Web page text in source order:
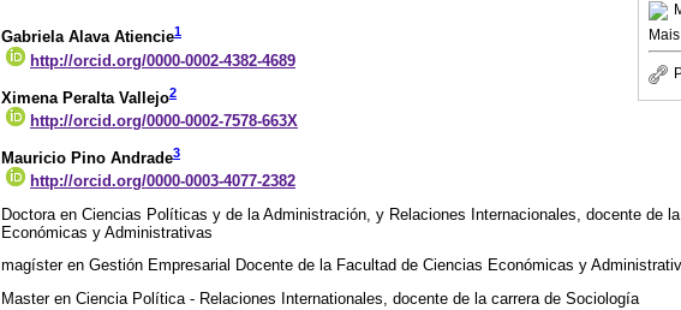
Mais
Gabriela Alava Atiencie1
http://orcid.org/0000-0002-4382-4689
Ximena Peralta Vallejo2
http://orcid.org/0000-0002-7578-663X
Mauricio Pino Andrade3
http://orcid.org/0000-0003-4077-2382
Doctora en Ciencias Políticas y de la Administración, y Relaciones Internacionales, docente de
Económicas y Administrativas
magíster en Gestión Empresarial Docente de la Facultad de Ciencias Económicas y
Master en Ciencia Política - Relaciones Internationales, docente de la carrera de Sociología